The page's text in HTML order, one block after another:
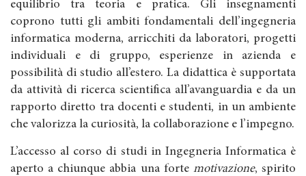
equilibrio tra teoria e pratica. Gli insegnamenti
coprono tutti gli ambiti fondamentali dell’ingegneria
informatica moderna, arricchiti da laboratori, progetti
individuali e di gruppo, esperienze in azienda e
possibilità di studio all’estero. La didattica è supportata
da attività di ricerca scientifica all’avanguardia e da un
rapporto diretto tra docenti e studenti, in un ambiente
che valorizza la curiosità, la collaborazione e l’impegno.
L’accesso al corso di studi in Ingegneria Informatica è
aperto a chiunque abbia una forte motivazione, spirito